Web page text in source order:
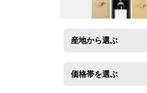
産地から選ぶ
価格帯を選ぶ